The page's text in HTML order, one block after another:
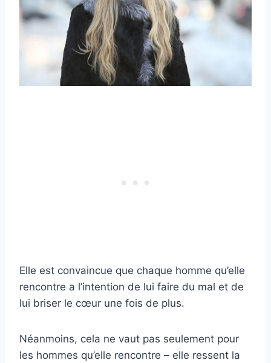
Elle est convaincue que chaque homme qu’elle
rencontre a l’intention de lui faire du mal et de
lui briser le cœur une fois de plus.
Néanmoins, cela ne vaut pas seulement pour
les hommes qu’elle rencontre – elle ressent la